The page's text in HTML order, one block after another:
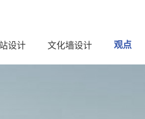
设计 文化墙设计 观点